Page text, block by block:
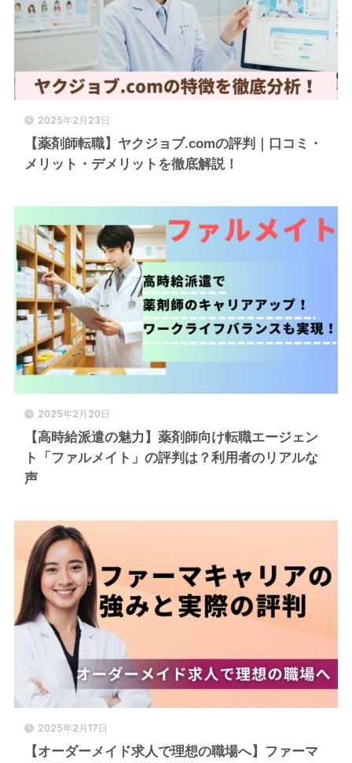
2025年2月23日
【薬剤師転職】ヤクジョブ.comの評判｜口コミ・
メリット・デメリットを徹底解説！
2025年2月20日
【高時給派遣の魅力】薬剤師向け転職エージェン
ト「ファルメイト」の評判は？利用者のリアルな
声
2025年2月17日
【オーダーメイド求人で理想の職場へ】ファーマ